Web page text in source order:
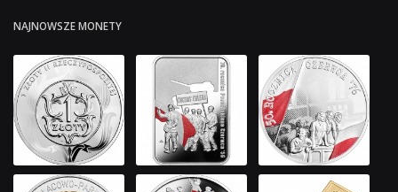
NAJNOWSZE MONETY